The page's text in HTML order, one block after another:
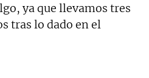
ya que llevamos tres
tras lo dado en el